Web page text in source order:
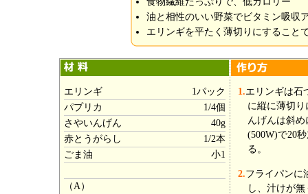
油と相性のいい野菜でビタミン吸収
エリンギを平たく薄切りにすること
エリンギ
1パック
パプリカ
1/4個
さやいんげん
40g
赤とうがらし
1/2本
ごま油
小1
（A）
1.エリンギは石
に縦に薄切
んげんは斜
(500W)で20
る。
2.フライパンに
し、汁けが